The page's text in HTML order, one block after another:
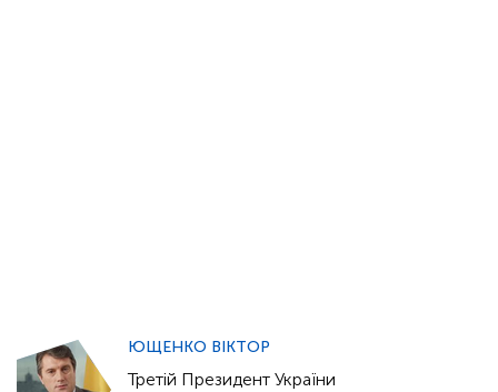
ЮЩЕНКО ВІКТОР
Третій Президент України